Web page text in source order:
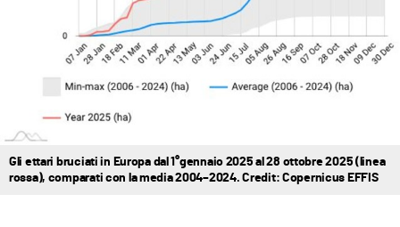
Gli ettari bruciati in Europa dal 1°gennaio 2025 al 28 ottobre 2025 (linea
rossa), comparati con la media 2004–2024. Credit: Copernicus EFFIS